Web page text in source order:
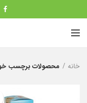
خانه محصولات برچسب